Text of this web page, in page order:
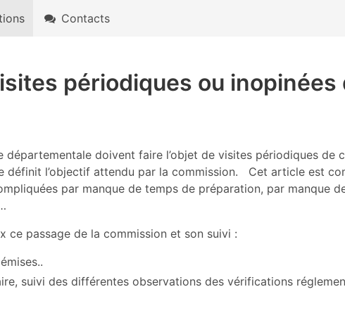
Contacts
périodiques ou inopinées
départementale doivent faire l’objet de visites périodiques de
l’objectif attendu par la commission. Cet article est
par manque de temps de préparation, par manque
ce passage de la commission et son suivi :
suivi des différentes observations des vérifications